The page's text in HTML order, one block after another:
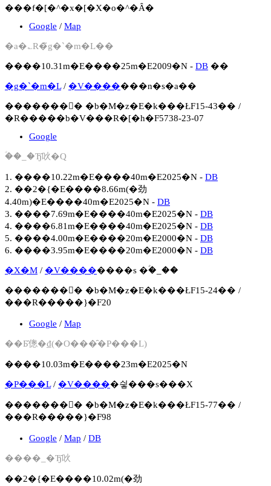
���f�[�^�x�[�X�o�^�Ȃ�
Google / Map
�a�؎R�̃g�`�m�L��
����10.31m�E����25m�E2009�N - DB ��
�g�`�m�L/ �V�������n�s�a��
�������񍐏� �b�M�z�E�k���ŁF15-43�� /
�R�����b�V���R�[�h�F5738-23-07
Google
�ؑ�_�Ђ̑吙�Q
1. ����10.22m�E����40m�E2025�N - DB
2. ��2�{�E����8.66m(�劲
4.40m)�E����40m�E2025�N - DB
3. ����7.69m�E����40m�E2025�N - DB
4. ����6.81m�E����40m�E2025�N - DB
5. ����4.00m�E����20m�E2000�N - DB
6. ����3.95m�E����20m�E2000�N - DB
�X�M / �V��������s �ؑ�_��
�������񍐏� �b�M�z�E�k���ŁF15-24�� /
���R�����}�F20
Google / Map
��Ƃ̑傯�₫(�O���̑�P���L)
����10.03m�E����23m�E2025�N
�P���L/ �V�����싛���s���X
�������񍐏� �b�M�z�E�k���ŁF15-77�� /
���R�����}�F98
Google / Map / DB
����_�Ђ̑吙
��2�{�E����10.02m(�劲